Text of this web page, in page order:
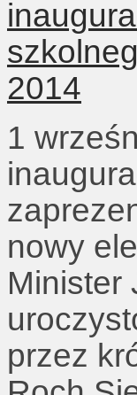
1
nowy
Minister
przez